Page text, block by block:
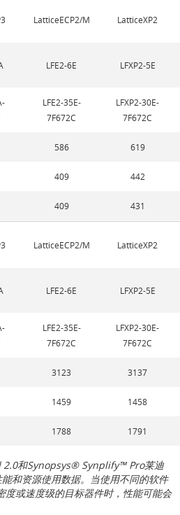
LatticeECP2/M LatticeXP2
LFE2-6E LFXP2-5E
LFE2-35E-
7F672C
LFXP2-30E-
7F672C
586 619
409 442
409 431
LatticeECP2/M LatticeXP2
LFE2-6E LFXP2-5E
LFE2-35E-
7F672C
LFXP2-30E-
7F672C
3123 3137
1459 1458
1788 1791
2.0和Synopsys® Synplify™ Pro莱迪
和资源使用数据。当使用不同的软件
度或速度级的目标器件时，性能可能会